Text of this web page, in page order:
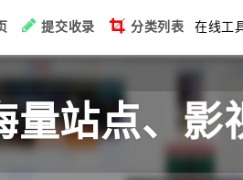
提交收录 分类列表 在线工
欢
量站点、